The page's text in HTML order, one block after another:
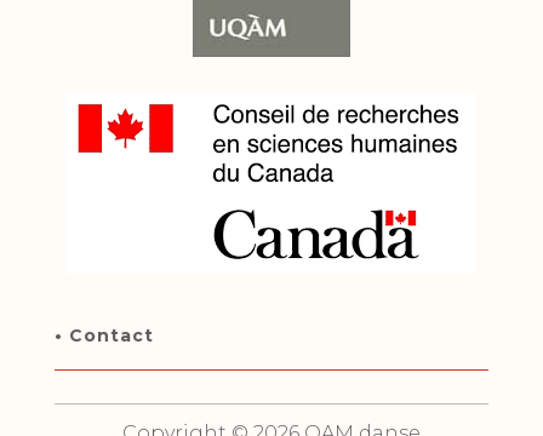
• Contact